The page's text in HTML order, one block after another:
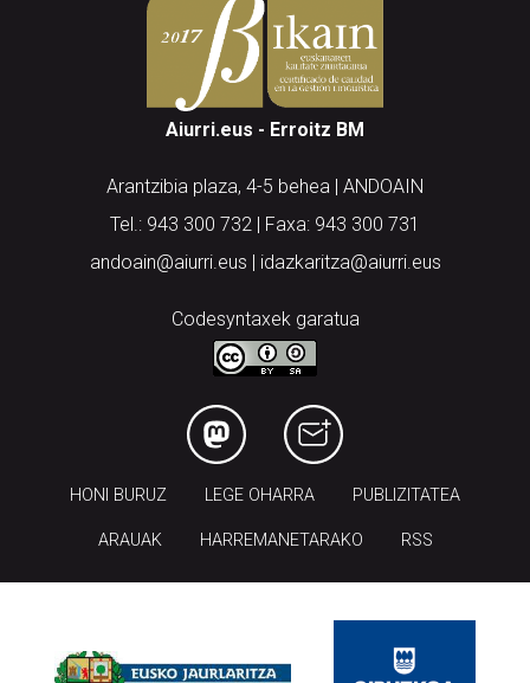
Aiurri.eus - Erroitz BM
Arantzibia plaza, 4-5 behea | ANDOAIN
Tel.: 943 300 732 | Faxa: 943 300 731
andoain@aiurri.eus | idazkaritza@aiurri.eus
Codesyntaxek garatua
HONI BURUZ LEGE OHARRA PUBLIZITATEA
ARAUAK HARREMANETARAKO RSS